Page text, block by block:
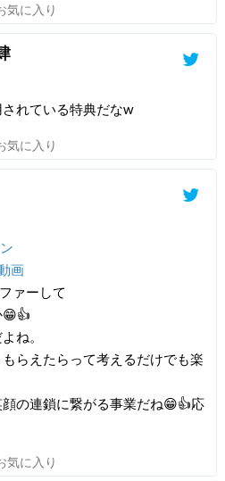
気に入り
れている特典だなw
気に入り
画
ァーして
ね。
らえたらって考えるだけでも楽
の連鎖に繋がる事業だね😁👍応
気に入り